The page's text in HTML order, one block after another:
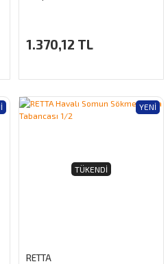
1.370,12 TL
YENI
TÜKENDI
RETTA